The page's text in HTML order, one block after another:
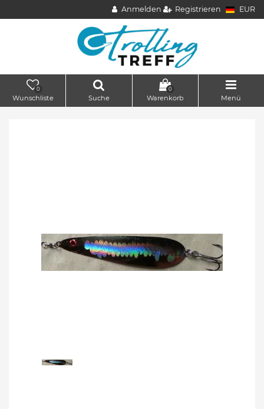
Anmelden Registrieren EUR
0
Wunschliste Suche
0
Warenkorb Menü